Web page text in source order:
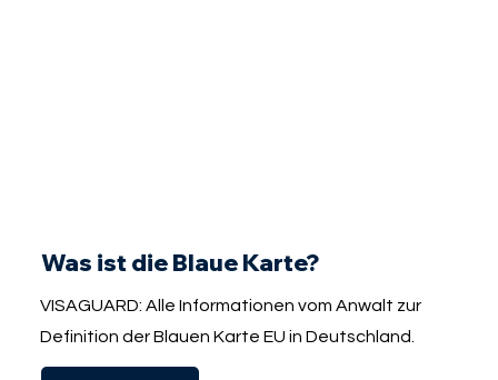
Was ist die Blaue Karte?
VISAGUARD: Alle Informationen vom Anwalt zur
Definition der Blauen Karte EU in Deutschland.